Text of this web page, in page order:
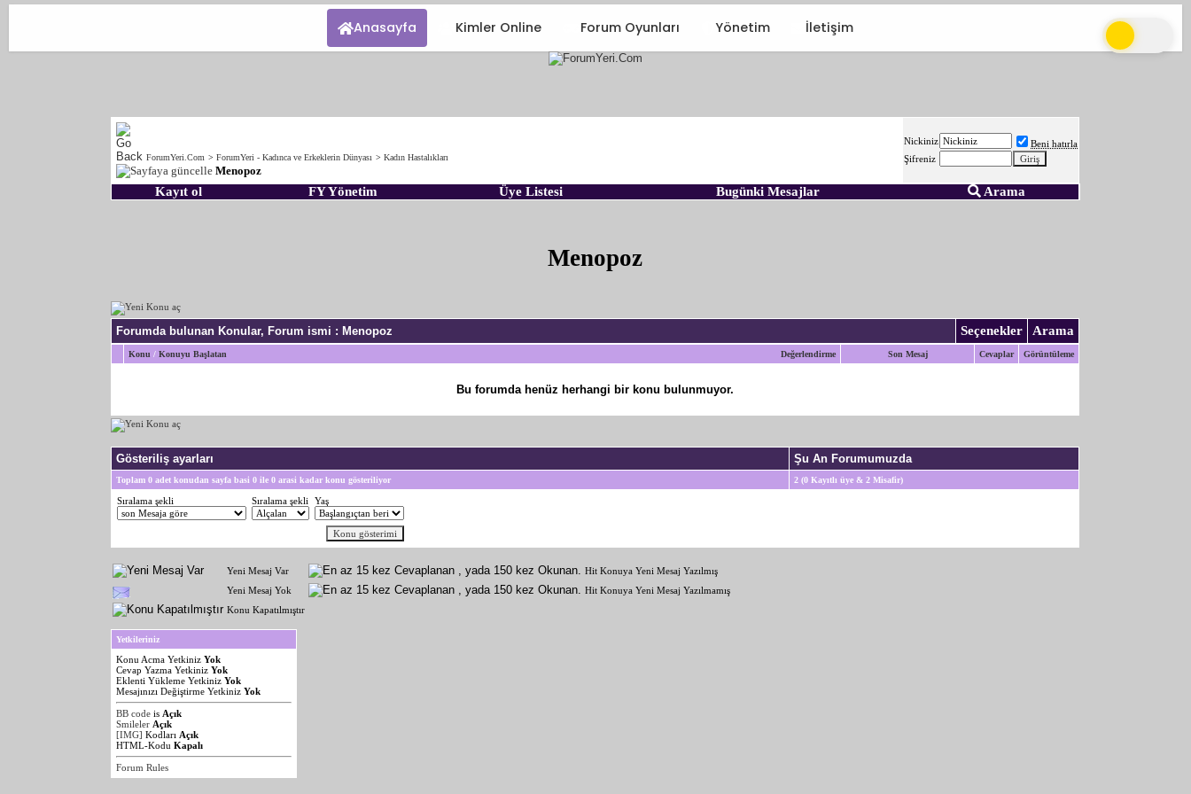
Anasayfa Kimler Online Forum Oyunları Yönetim İletişim
ForumYeri.Com >ForumYeri - Kadınca ve Erkeklerin Dünyası >Kadın Hastalıkları
Menopoz
Nickiniz
Beni hatırla
Şifreniz
Kayıt ol FY Yönetim Üye Listesi Bugünki Mesajlar Arama
Menopoz
Forumda bulunan Konular, Forum ismi : Menopoz Seçenekler Arama
Değerlendirme
Konu /Konuyu Başlatan Son Mesaj Cevaplar Görüntüleme
Bu forumda henüz herhangi bir konu bulunmuyor.
Gösteriliş ayarları Şu An Forumumuzda
Toplam 0 adet konudan sayfa basi 0 ile 0 arasi kadar konu gösteriliyor 2 (0 Kayıtlı üye & 2 Misafir)
Sıralama şekli Sıralama şekli Yaş
Yeni Mesaj Var
Hit Konuya Yeni Mesaj Yazılmış
Yeni Mesaj Yok
Hit Konuya Yeni Mesaj Yazılmamış
Konu Kapatılmıştır
Yetkileriniz
Konu Acma YetkinizYok
Cevap Yazma YetkinizYok
Eklenti Yükleme YetkinizYok
Mesajınızı Değiştirme YetkinizYok
BB code is Açık
Smileler Açık
[IMG] Kodları Açık
HTML-KoduKapalı
Forum Rules